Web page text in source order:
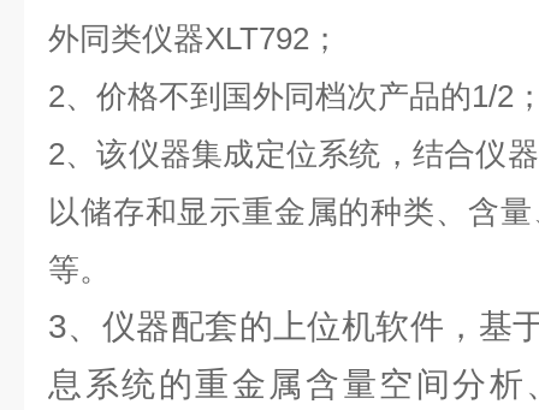
外同类仪器XLT792；
2、价格不到国外同档次产品的1/2
2、该仪器集成定位系统，结合仪
以储存和显示重金属的种类、含
等。
3、仪器配套的上位机软件，基
息系统的重金属含量空间分